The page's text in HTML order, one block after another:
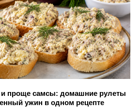
и проще самсы: домашние рулеты
ужин в одном рецепте